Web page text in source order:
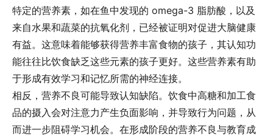
特定的营养素，如在鱼中发现的 omega-3 脂肪酸，以及
来自水果和蔬菜的抗氧化剂，已经被证明对促进大脑健康
有益。这意味着能够获得营养丰富食物的孩子，其认知功
能往往比饮食缺乏这些元素的孩子更好。这些营养素有助
于形成有效学习和记忆所需的神经连接。
相反，营养不良可能导致认知缺陷。饮食中高糖和加工食
品的摄入会对注意力产生负面影响，并导致行为问题，从
而进一步阻碍学习机会。在形成阶段的营养不良与教育成